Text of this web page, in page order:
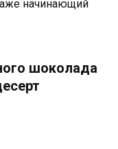
начинающий
шоколада